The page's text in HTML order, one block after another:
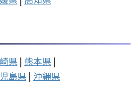
県 | 熊本県 |
島県 | 沖縄県